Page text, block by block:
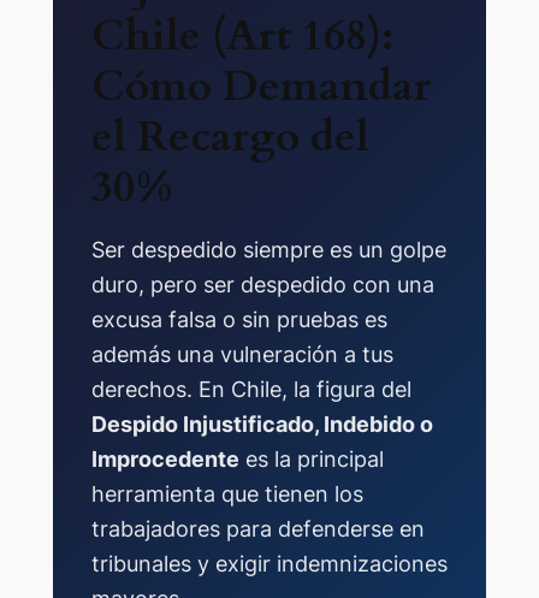
Chile (Art 168):
Cómo Demandar
el Recargo del
30%
Ser despedido siempre es un golpe
duro, pero ser despedido con una
excusa falsa o sin pruebas es
además una vulneración a tus
derechos. En Chile, la figura del
Despido Injustificado, Indebido o
Improcedente es la principal
herramienta que tienen los
trabajadores para defenderse en
tribunales y exigir indemnizaciones